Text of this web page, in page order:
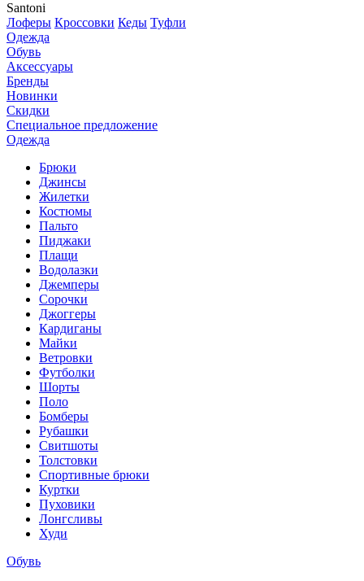
Santoni
Лоферы Кроссовки Кеды Туфли
Одежда
Обувь
Аксессуары
Бренды
Новинки
Скидки
Специальное предложение
Одежда
Брюки
Джинсы
Жилетки
Костюмы
Пальто
Пиджаки
Плащи
Водолазки
Джемперы
Сорочки
Джоггеры
Кардиганы
Майки
Ветровки
Футболки
Шорты
Поло
Бомберы
Рубашки
Свитшоты
Толстовки
Спортивные брюки
Куртки
Пуховики
Лонгсливы
Худи
Обувь